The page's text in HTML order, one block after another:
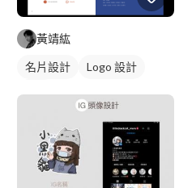
黃靖紘
名片設計
Logo 設計